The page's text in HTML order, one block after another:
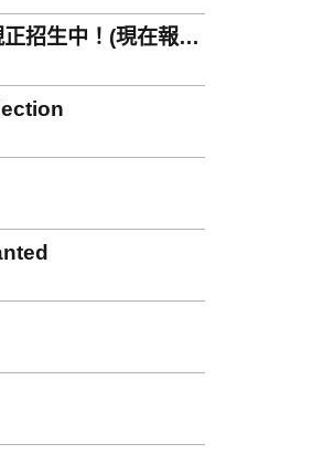
招生中！(現在報名